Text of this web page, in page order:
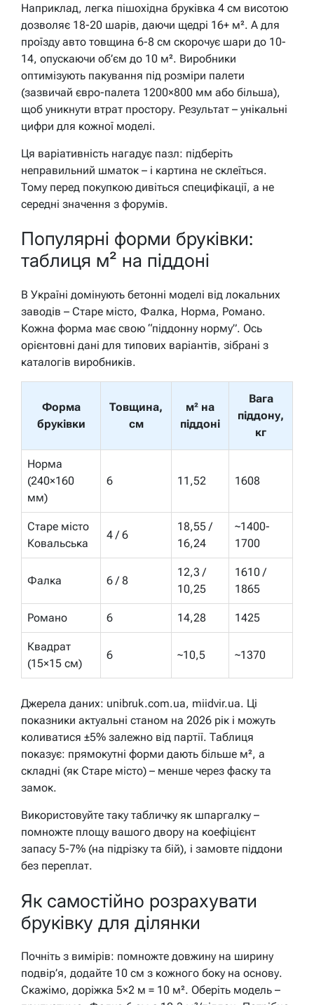
Наприклад, легка пішохідна бруківка 4 см висотою
дозволяє 18-20 шарів, даючи щедрі 16+ м². А для
проїзду авто товщина 6-8 см скорочує шари до 10-
14, опускаючи об’єм до 10 м². Виробники
оптимізують пакування під розміри палети
(зазвичай євро-палета 1200×800 мм або більша),
щоб уникнути втрат простору. Результат – унікальні
цифри для кожної моделі.
Ця варіативність нагадує пазл: підберіть
неправильний шматок – і картина не склеїться.
Тому перед покупкою дивіться специфікації, а не
середні значення з форумів.
Популярні форми бруківки:
таблиця м² на піддоні
В Україні домінують бетонні моделі від локальних
заводів – Старе місто, Фалка, Норма, Романо.
Кожна форма має свою “піддонну норму”. Ось
орієнтовні дані для типових варіантів, зібрані з
каталогів виробників.
Форма
бруківки
Товщина,
см
м² на
піддоні
Вага
піддону,
кг
Норма
(240×160
мм)
6 11,52 1608
Старе місто
Ковальська
4 / 6
18,55 /
16,24
~1400-
1700
Фалка 6 / 8
12,3 /
10,25
1610 /
1865
Романо 6 14,28 1425
Квадрат
(15×15 см)
6 ~10,5 ~1370
Джерела даних: unibruk.com.ua, miidvir.ua. Ці
показники актуальні станом на 2026 рік і можуть
коливатися ±5% залежно від партії. Таблиця
показує: прямокутні форми дають більше м², а
складні (як Старе місто) – менше через фаску та
замок.
Використовуйте таку табличку як шпаргалку –
помножте площу вашого двору на коефіцієнт
запасу 5-7% (на підрізку та бій), і замовте піддони
без переплат.
Як самостійно розрахувати
бруківку для ділянки
Почніть з вимірів: помножте довжину на ширину
подвір’я, додайте 10 см з кожного боку на основу.
Скажімо, доріжка 5×2 м = 10 м². Оберіть модель –